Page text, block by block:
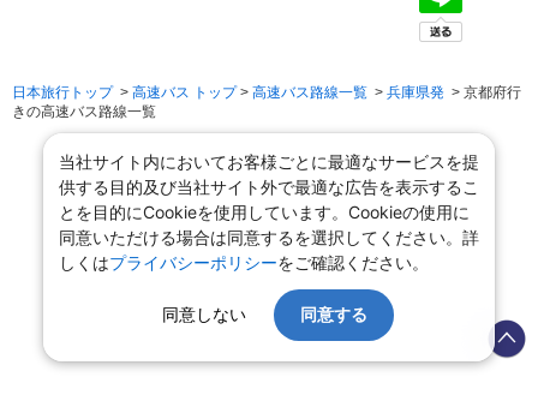
日本旅行トップ> 高速バス トップ> 高速バス路線一覧 > 兵庫県発 > 京都府行
きの高速バス路線一覧
当社サイト内においてお客様ごとに最適なサービスを提
供する目的及び当社サイト外で最適な広告を表示するこ
とを目的にCookieを使用しています。Cookieの使用に
同意いただける場合は同意するを選択してください。詳
しくはプライバシーポリシーをご確認ください。
同意しない 同意する